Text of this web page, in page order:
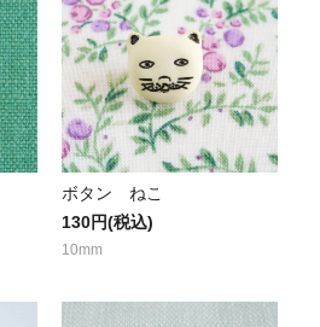
ボタン ねこ
130円(税込)
10mm